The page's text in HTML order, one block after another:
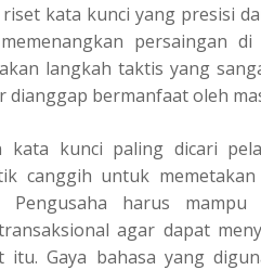
kata kunci yang presisi
persaingan
langkah taktis yang
bermanfaat oleh
kata kunci paling dicari
canggih untuk
harus
agar dapat
Gaya bahasa yang